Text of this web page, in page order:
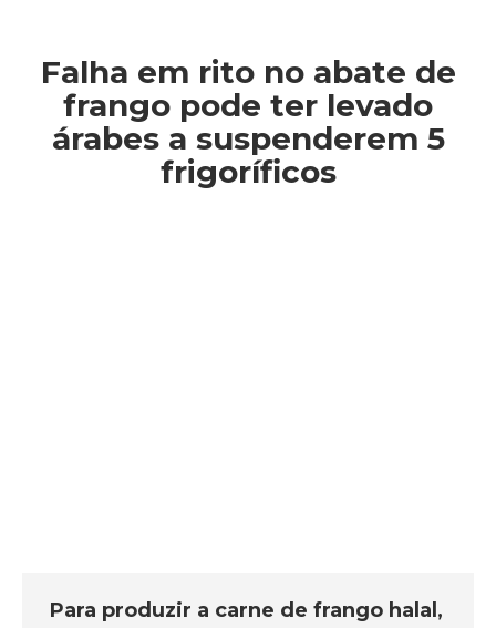
Falha em rito no abate de
frango pode ter levado
árabes a suspenderem 5
frigoríficos
Para produzir a carne de frango halal,